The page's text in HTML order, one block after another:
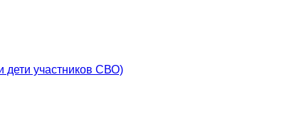
дети участников СВО)